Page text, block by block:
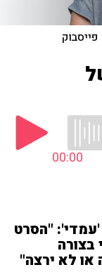
פייסבוק
00:00
'עמדי': "הסרט
בצורה
או לא ירצה"